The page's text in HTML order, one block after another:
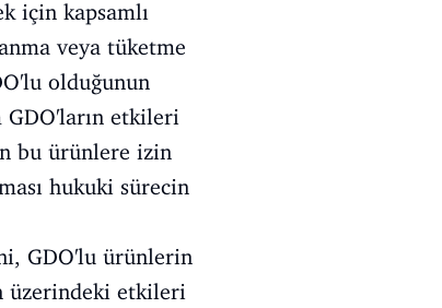
için kapsamlı
veya tüketme
olduğunun
etkileri
bu ürünlere izin
hukuki sürecin
GDO'lu ürünlerin
üzerindeki etkileri